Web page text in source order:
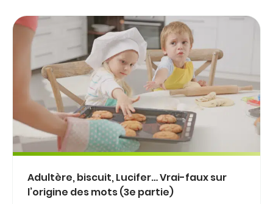
Adultère, biscuit, Lucifer… Vrai-faux sur
l’origine des mots (3e partie)